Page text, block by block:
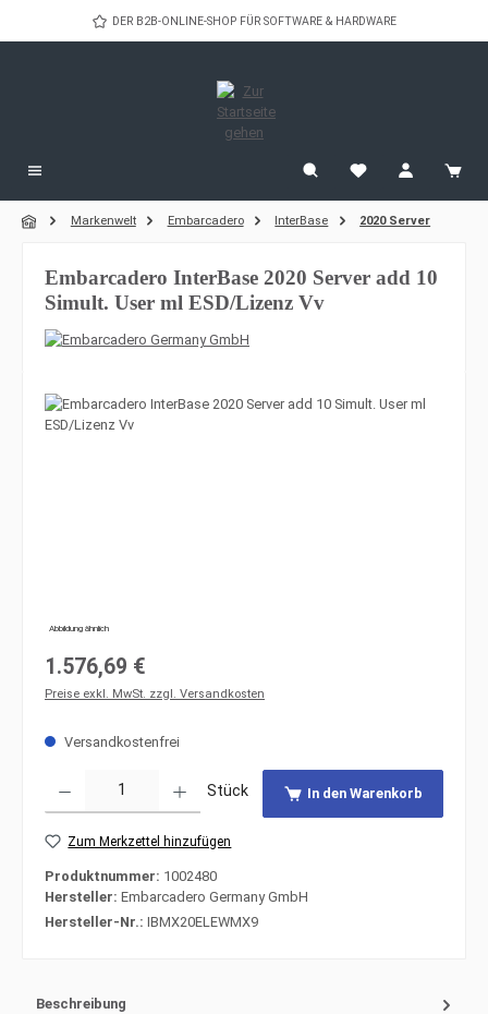
Zum Hauptinhalt springenDER B2B-ONLINE-SHOP FÜR SOFTWARE & HARDWARE
Markenwelt Embarcadero InterBase 2020 Server
Embarcadero InterBase 2020 Server add 10
Simult. User ml ESD/Lizenz Vv
Bildergalerie überspringen
Abbildung ähnlich
Regulärer Preis:
1.576,69 €
Preise exkl. MwSt. zzgl. Versandkosten
Versandkostenfrei
Stück In den Warenkorb
Zum Merkzettel hinzufügen
Produktnummer: 1002480
Hersteller: Embarcadero Germany GmbH
Hersteller-Nr.: IBMX20ELEWMX9
Beschreibung